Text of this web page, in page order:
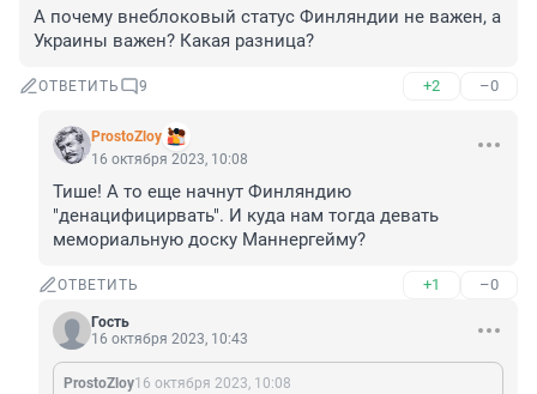
А почему внеблоковый статус Финляндии не важен, а
Украины важен? Какая разница?
ОТВЕТИТЬ 9 +2 –0
ProstoZloy
16 октября 2023, 10:08
Тише! А то еще начнут Финляндию
"денацифицирвать". И куда нам тогда девать
мемориальную доску Маннергейму?
ОТВЕТИТЬ +1 –0
Гость
16 октября 2023, 10:43
ProstoZloy16 октября 2023, 10:08